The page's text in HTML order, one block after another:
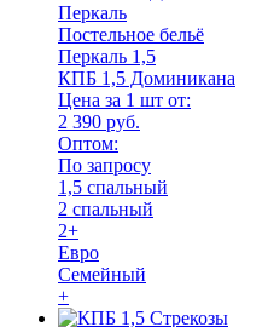
Перкаль
Постельное бельё
Перкаль 1,5
КПБ 1,5 Доминикана
Цена за 1 шт от:
2 390 руб.
Оптом:
По запросу
1,5 спальный
2 спальный
2+
Евро
Семейный
+